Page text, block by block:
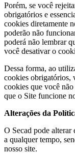
Porém, se você
obrigatórios e
cookies diretamente
poderão não
poderá não lembrar
você desativar o
Dessa forma, ao
cookies obrigatórios,
cookies que você
que o Site funcione
Alterações da
O Secad pode alterar
a qualquer tempo,
nosso site.